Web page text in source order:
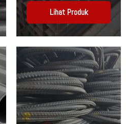
Lihat Produk